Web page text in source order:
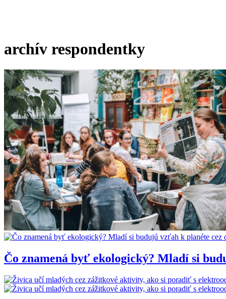
archív respondentky
Čo znamená byť ekologický? Mladí si